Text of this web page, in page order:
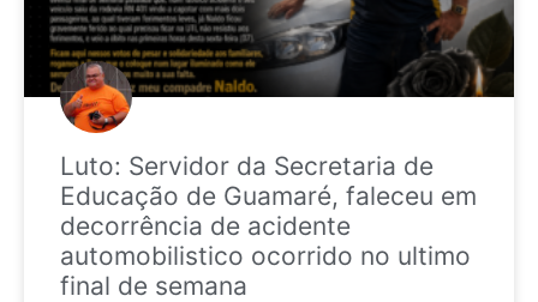
Luto: Servidor da Secretaria de
Educação de Guamaré, faleceu em
decorrência de acidente
automobilistico ocorrido no ultimo
final de semana